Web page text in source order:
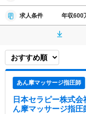
求人条件 年収600
あん摩マッサージ指圧師
日本セラピー株式
ん摩マッサージ指圧